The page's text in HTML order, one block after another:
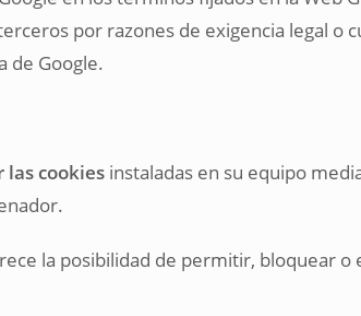
por razones de exigencia legal o
de Google.
cookies instaladas en su equipo
la posibilidad de permitir, bloquear o